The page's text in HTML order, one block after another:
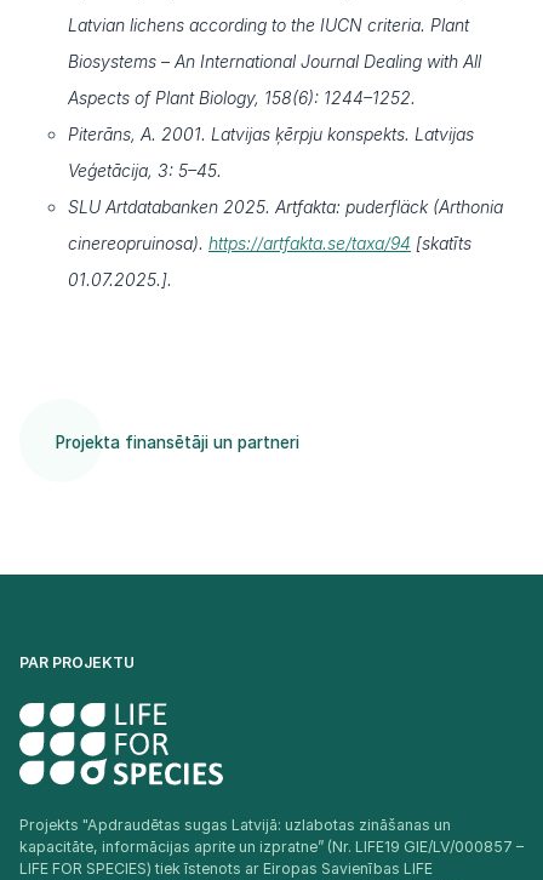
Latvian lichens according to the IUCN criteria. Plant
Biosystems – An International Journal Dealing with All
Aspects of Plant Biology, 158(6): 1244–1252.
Piterāns, A. 2001. Latvijas ķērpju konspekts. Latvijas
Veģetācija, 3: 5–45.
SLU Artdatabanken 2025. Artfakta: puderfläck (Arthonia
cinereopruinosa). https://artfakta.se/taxa/94 [skatīts
01.07.2025.].
Projekta finansētāji un partneri
PAR PROJEKTU
Projekts "Apdraudētas sugas Latvijā: uzlabotas zināšanas un
kapacitāte, informācijas aprite un izpratne” (Nr. LIFE19 GIE/LV/000857 –
LIFE FOR SPECIES) tiek īstenots ar Eiropas Savienības LIFE